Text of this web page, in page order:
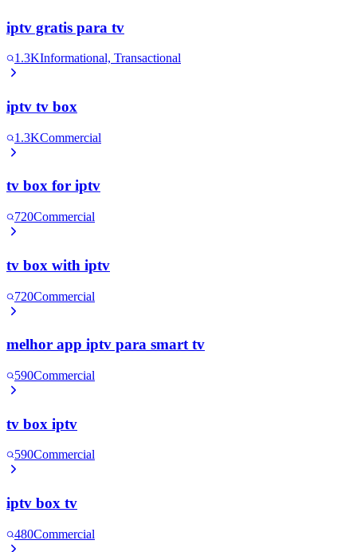
iptv gratis para tv
1.3KInformational, Transactional
iptv tv box
1.3KCommercial
tv box for iptv
720Commercial
tv box with iptv
720Commercial
melhor app iptv para smart tv
590Commercial
tv box iptv
590Commercial
iptv box tv
480Commercial